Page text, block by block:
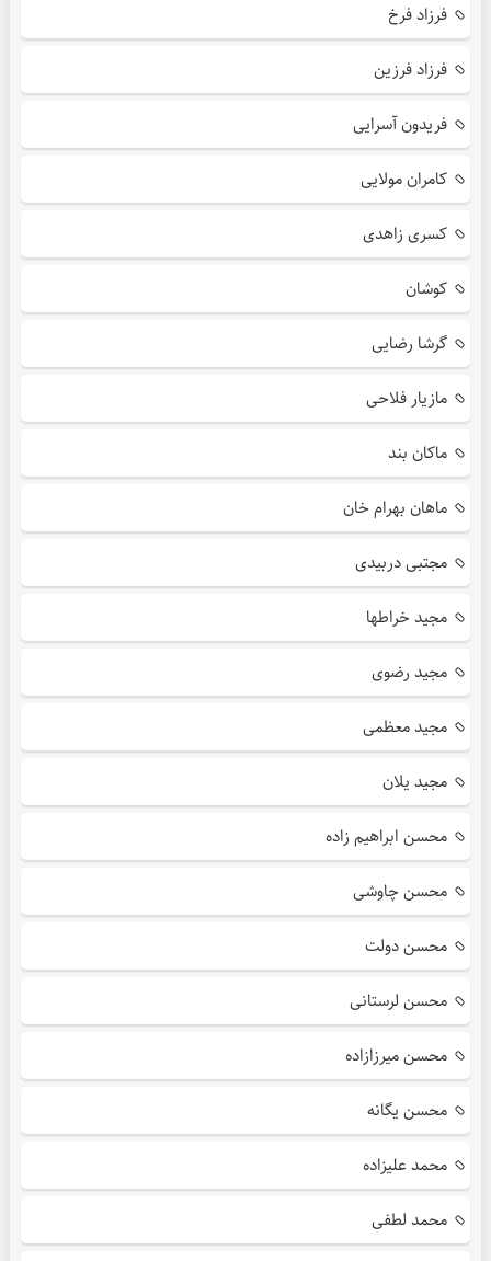
فرزاد فرخ
فرزاد فرزین
فریدون آسرایی
کامران مولایی
کسری زاهدی
کوشان
گرشا رضایی
مازیار فلاحی
ماکان بند
ماهان بهرام خان
مجتبی دربیدی
مجید خراطها
مجید رضوی
مجید معظمی
مجید یلان
محسن ابراهیم زاده
محسن چاوشی
محسن دولت
محسن لرستانی
محسن میرزازاده
محسن یگانه
محمد علیزاده
محمد لطفی